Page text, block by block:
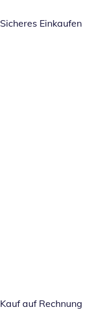
Sicheres Einkaufen
Kauf auf Rechnung